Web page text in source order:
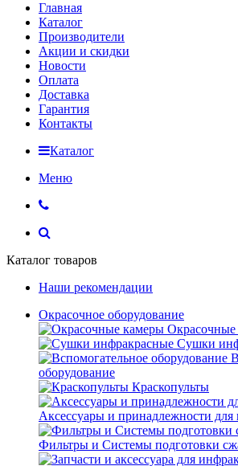
Главная
Каталог
Производители
Акции и скидки
Новости
Оплата
Доставка
Гарантия
Контакты
Каталог
Меню
Каталог товаров
Наши рекомендации
Окрасочное оборудование
Сушки
оборудование
Краскопульты
Аксессуары и принадлежности для
Фильтры и Системы подготовки